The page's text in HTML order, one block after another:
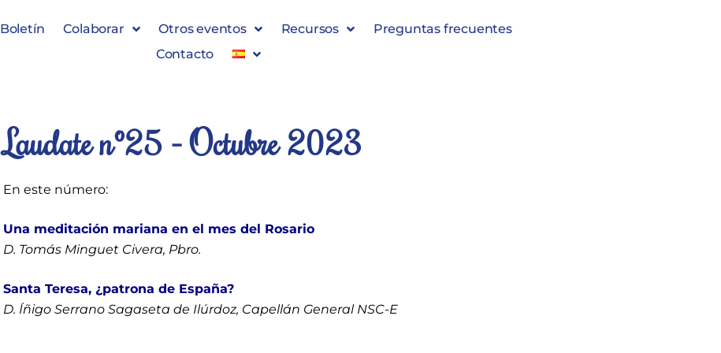
Boletín Colaborar Otros eventos Recursos
Preguntas frecuentes
Contacto
Laudate nº25 - Octubre 2023
En este número:
Una meditación mariana en el mes del Rosario
D. Tomás Minguet Civera, Pbro.
Santa Teresa, ¿patrona de España?
D. Íñigo Serrano Sagaseta de Ilúrdoz, Capellán General NSC-E